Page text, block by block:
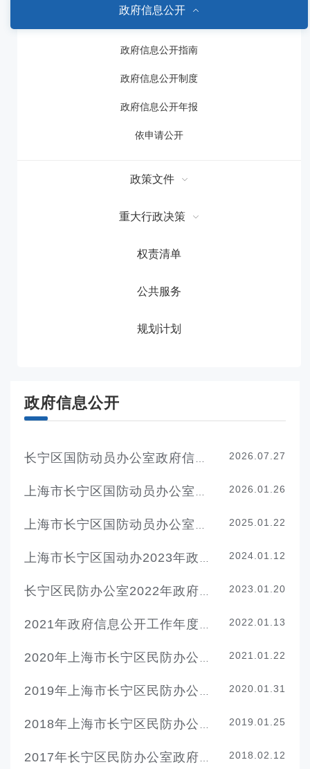
政府信息公开
政府信息公开指南
政府信息公开制度
政府信息公开年报
依申请公开
政策文件
重大行政决策
权责清单
公共服务
规划计划
政府信息公开
2026.07.27
2026.01.26
2025.01.22
2024.01.12
2023.01.20
2022.01.13
2021.01.22
2020.01.31
2019.01.25
2018.02.12